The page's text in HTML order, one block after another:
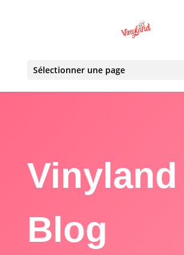
Sélectionner une page
Vinyland
Blog